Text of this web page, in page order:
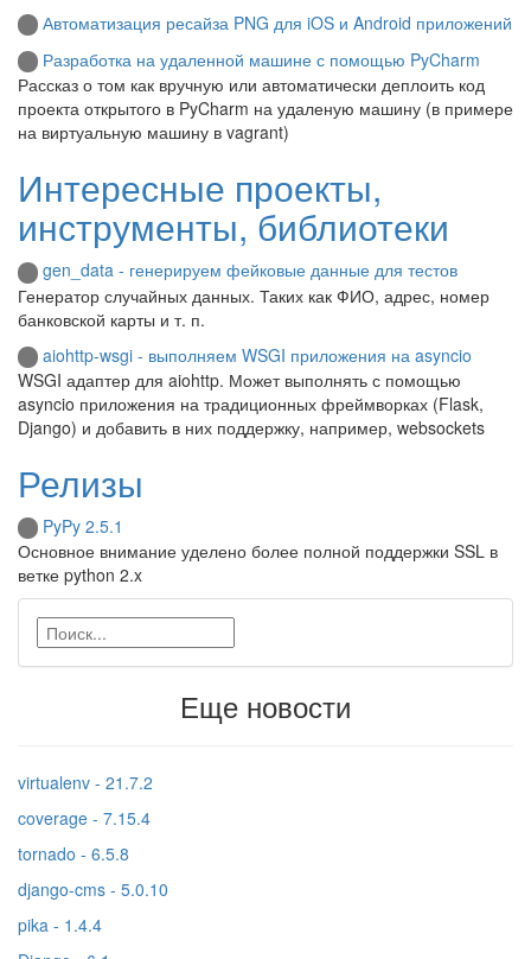
Автоматизация ресайза PNG для iOS и Android приложений
Разработка на удаленной машине с помощью PyCharm
Рассказ о том как вручную или автоматически деплоить код
проекта открытого в PyCharm на удаленую машину (в примере
на виртуальную машину в vagrant)
Интересные проекты,
инструменты, библиотеки
gen_data - генерируем фейковые данные для тестов
Генератор случайных данных. Таких как ФИО, адрес, номер
банковской карты и т. п.
aiohttp-wsgi - выполняем WSGI приложения на asyncio
WSGI адаптер для aiohttp. Может выполнять с помощью
asyncio приложения на традиционных фреймворках (Flask,
Django) и добавить в них поддержку, например, websockets
Релизы
PyPy 2.5.1
Основное внимание уделено более полной поддержки SSL в
ветке python 2.x
Еще новости
virtualenv - 21.7.2
coverage - 7.15.4
tornado - 6.5.8
django-cms - 5.0.10
pika - 1.4.4